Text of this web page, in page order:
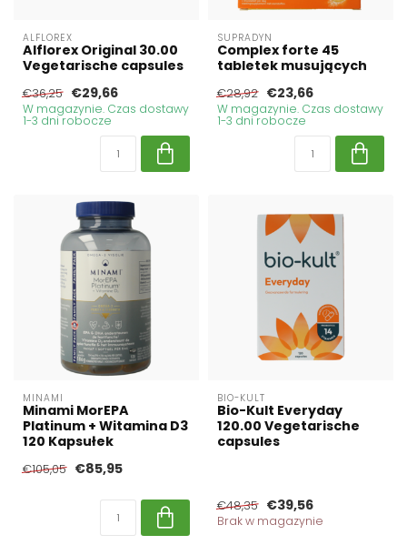
ALFLOREX
Alflorex Original 30.00
Vegetarische capsules
€36,25 €29,66
W magazynie. Czas dostawy
1-3 dni robocze
SUPRADYN
Complex forte 45
tabletek musujących
€28,92 €23,66
W magazynie. Czas dostawy
1-3 dni robocze
MINAMI
Minami MorEPA
Platinum + Witamina D3
120 Kapsułek
€105,05 €85,95
BIO-KULT
Bio-Kult Everyday
120.00 Vegetarische
capsules
€48,35 €39,56
Brak w magazynie